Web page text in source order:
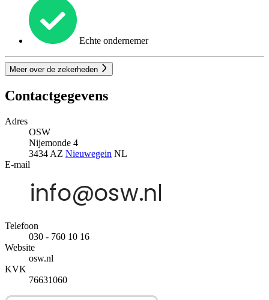
Echte ondernemer
Meer over de zekerheden
Contactgegevens
Adres
OSW
Nijemonde 4
3434 AZ Nieuwegein NL
E-mail
Telefoon
030 - 760 10 16
Website
osw.nl
KVK
76631060